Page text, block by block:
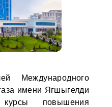
Международного
имени Ягшыгелди
повышения